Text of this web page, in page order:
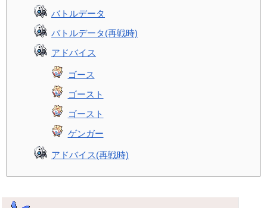
バトルデータ
バトルデータ(再戦時)
アドバイス
ゴース
ゴースト
ゴースト
ゲンガー
アドバイス(再戦時)